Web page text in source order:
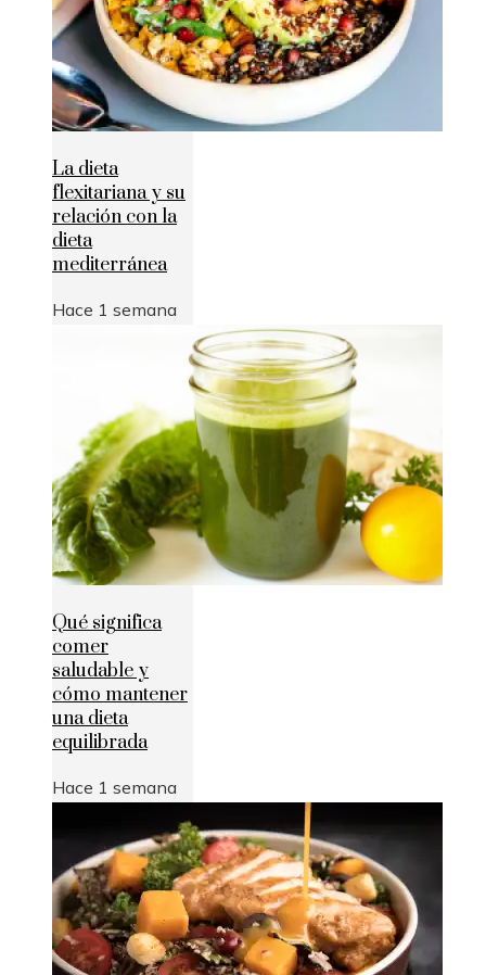
La dieta
flexitariana y su
relación con la
dieta
mediterránea
Hace 1 semana
Qué significa
comer
saludable y
cómo mantener
una dieta
equilibrada
Hace 1 semana